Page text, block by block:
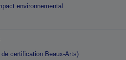
environnemental
certification Beaux-Arts)